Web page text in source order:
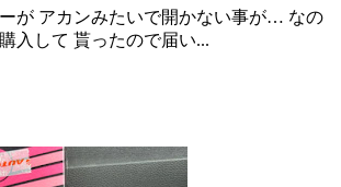
が アカンみたいで開かない事が… なの
入して 貰ったので届い...